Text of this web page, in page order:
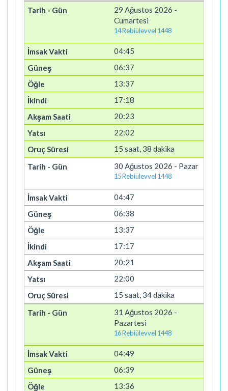
29 Ağustos 2026 -
Cumartesi
14 Rebiülevvel 1448
04:45
06:37
13:37
17:18
20:23
22:02
15 saat, 38 dakika
30 Ağustos 2026 - Pazar
15 Rebiülevvel 1448
04:47
06:38
13:37
17:17
20:21
22:00
15 saat, 34 dakika
31 Ağustos 2026 -
Pazartesi
16 Rebiülevvel 1448
04:49
06:39
13:36